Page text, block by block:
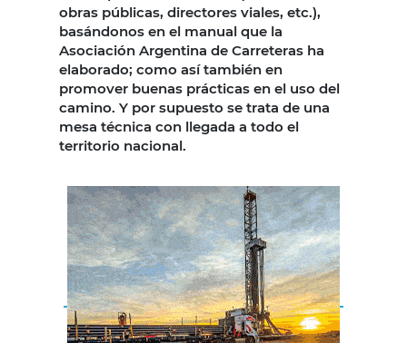
obras públicas, directores viales, etc.),
basándonos en el manual que la
Asociación Argentina de Carreteras ha
elaborado; como así también en
promover buenas prácticas en el uso del
camino. Y por supuesto se trata de una
mesa técnica con llegada a todo el
territorio nacional.